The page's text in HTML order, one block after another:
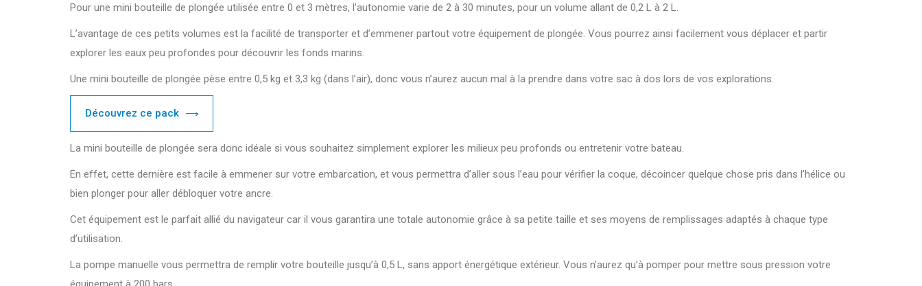
Pour une mini bouteille de plongée utilisée entre 0 et 3 mètres, l’autonomie varie de 2 à 30 minutes, pour un volume allant de 0,2 L à 2 L.
L’avantage de ces petits volumes est la facilité de transporter et d’emmener partout votre équipement de plongée. Vous pourrez ainsi facilement vous déplacer et partir
explorer les eaux peu profondes pour découvrir les fonds marins.
Une mini bouteille de plongée pèse entre 0,5 kg et 3,3 kg (dans l’air), donc vous n’aurez aucun mal à la prendre dans votre sac à dos lors de vos explorations.
Découvrez ce pack
La mini bouteille de plongée sera donc idéale si vous souhaitez simplement explorer les milieux peu profonds ou entretenir votre bateau.
En effet, cette dernière est facile à emmener sur votre embarcation, et vous permettra d’aller sous l’eau pour vérifier la coque, décoincer quelque chose pris dans l’hélice ou
bien plonger pour aller débloquer votre ancre.
Cet équipement est le parfait allié du navigateur car il vous garantira une totale autonomie grâce à sa petite taille et ses moyens de remplissages adaptés à chaque type
d’utilisation.
La pompe manuelle vous permettra de remplir votre bouteille jusqu’à 0,5 L, sans apport énergétique extérieur. Vous n’aurez qu’à pomper pour mettre sous pression votre